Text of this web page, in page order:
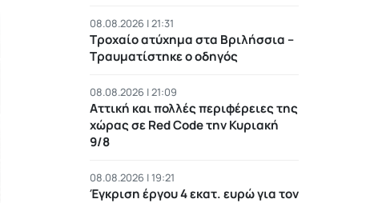
08.08.2026 | 21:31
Τροχαίο ατύχημα στα Βριλήσσια –
Τραυματίστηκε ο οδηγός
08.08.2026 | 21:09
Αττική και πολλές περιφέρειες της
χώρας σε Red Code την Κυριακή
9/8
08.08.2026 | 19:21
Έγκριση έργου 4 εκατ. ευρώ για τον